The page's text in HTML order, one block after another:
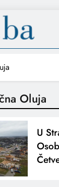
Oluja
U